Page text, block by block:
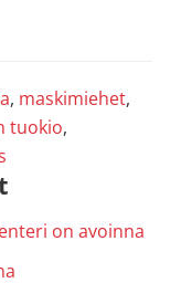
, maskimiehet,
tuokio,
on avoinna